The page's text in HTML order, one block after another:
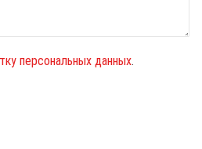
персональных данных.